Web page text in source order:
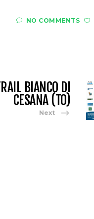
NO COMMENTS
BIANCO DI
CESANA (TO)
Next